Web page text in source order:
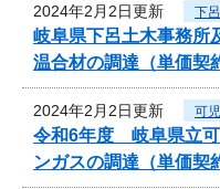
2024年2月2日更新 下
岐阜県下呂土木事務所
温合材の調達（単価契
2024年2月2日更新 可
令和6年度 岐阜県立可
ンガスの調達（単価契